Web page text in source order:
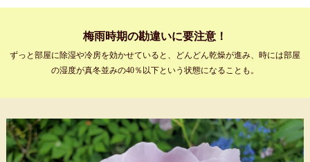
梅雨時期の勘違いに要注意！
ずっと部屋に除湿や冷房を効かせていると、どんどん乾燥が進み、時には部屋
の湿度が真冬並みの40％以下という状態になることも。